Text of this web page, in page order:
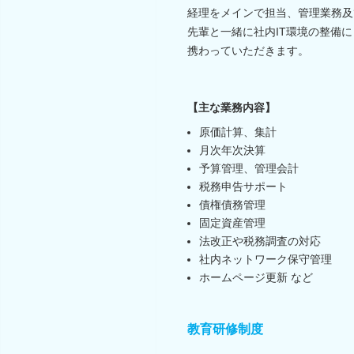
経理をメインで担当、管理業務
先輩と一緒に社内IT環境の整備
携わっていただきます。
【主な業務内容】
原価計算、集計
月次年次決算
予算管理、管理会計
税務申告サポート
債権債務管理
固定資産管理
法改正や税務調査の対応
社内ネットワーク保守管理
ホームページ更新 など
教育研修制度